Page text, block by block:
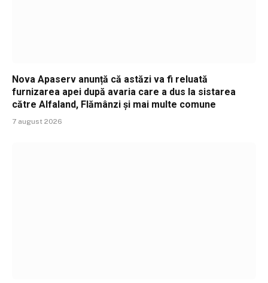
Nova Apaserv anunță că astăzi va fi reluată
furnizarea apei după avaria care a dus la sistarea
către Alfaland, Flămânzi și mai multe comune
7 august 2026